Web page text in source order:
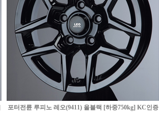
포터전륜 루피노 레오(9411) 올블랙 [하중750kg] KC인증